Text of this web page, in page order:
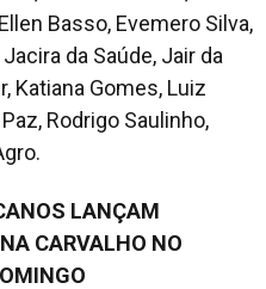
Basso, Evemero Silva,
da Saúde, Jair da
Katiana Gomes, Luiz
Rodrigo Saulinho,
LANÇAM
CARVALHO NO